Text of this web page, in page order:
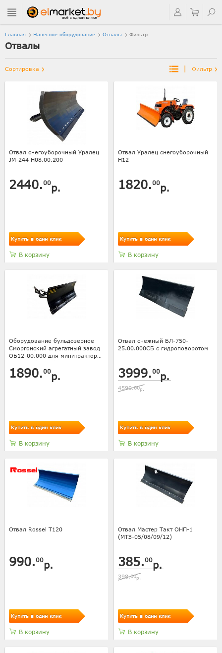
Главная Навесное оборудование Отвалы Фильтр
Отвалы
Сортировка | Фильтр
Отвал снегоуборочный Уралец
JM-244 Н08.00.200
2440.00р.
Купить в один клик
В корзину
Отвал Уралец снегоуборочный
Н12
1820.00р.
Купить в один клик
В корзину
Оборудование бульдозерное
Сморгонский агрегатный завод
ОБ12-00.000 для минитрактора
МТЗ 132 (отвал)
1890.00р.
Купить в один клик
В корзину
Отвал снежный БЛ-750-
25.00.000СБ с гидроповоротом
3999.00р.
4590.00р.
Купить в один клик
В корзину
Отвал Rossel T120
990.00р.
Купить в один клик
В корзину
Отвал Мастер Такт ОНП-1
(МТЗ-05/08/09/12)
385.00р.
398.00р.
Купить в один клик
В корзину